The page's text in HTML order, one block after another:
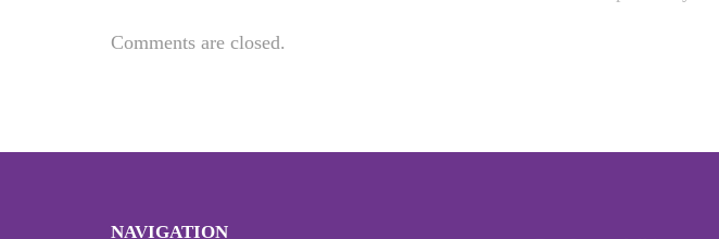
Comments are closed.
NAVIGATION